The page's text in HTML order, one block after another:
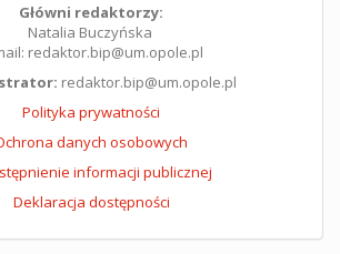
Główni redaktorzy:
Natalia Buczyńska
redaktor.bip@um.opole.pl
redaktor.bip@um.opole.pl
Polityka prywatności
danych osobowych
informacji publicznej
Deklaracja dostępności